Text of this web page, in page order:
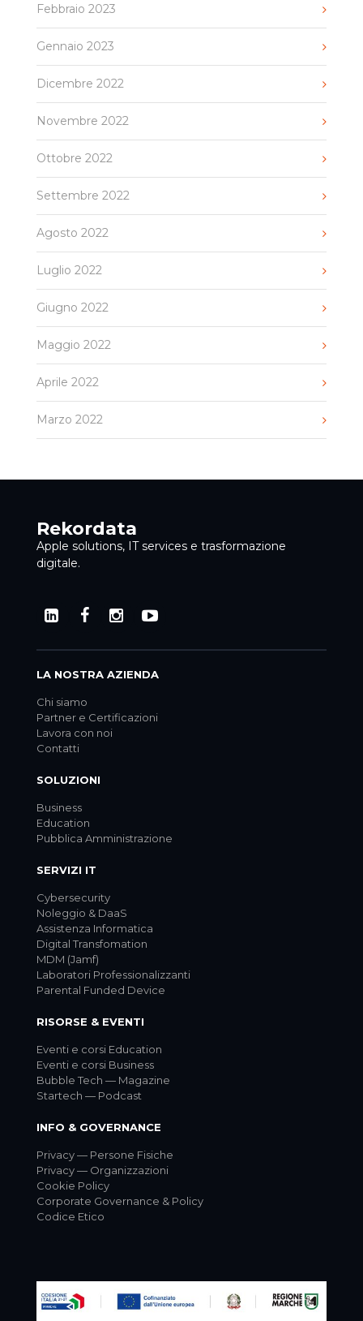
Febbraio 2023
Gennaio 2023
Dicembre 2022
Novembre 2022
Ottobre 2022
Settembre 2022
Agosto 2022
Luglio 2022
Giugno 2022
Maggio 2022
Aprile 2022
Marzo 2022
Rekordata
Apple solutions, IT services e trasformazione
digitale.
LA NOSTRA AZIENDA
Chi siamo
Partner e Certificazioni
Lavora con noi
Contatti
SOLUZIONI
Business
Education
Pubblica Amministrazione
SERVIZI IT
Cybersecurity
Noleggio & DaaS
Assistenza Informatica
Digital Transfomation
MDM (Jamf)
Laboratori Professionalizzanti
Parental Funded Device
RISORSE & EVENTI
Eventi e corsi Education
Eventi e corsi Business
Bubble Tech — Magazine
Startech — Podcast
INFO & GOVERNANCE
Privacy — Persone Fisiche
Privacy — Organizzazioni
Cookie Policy
Corporate Governance & Policy
Codice Etico